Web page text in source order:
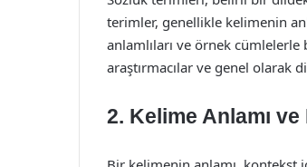
terimler, genellikle kelimenin
anlamlıları ve örnek
araştırmacılar ve genel olarak
2. Kelime Anlamı ve